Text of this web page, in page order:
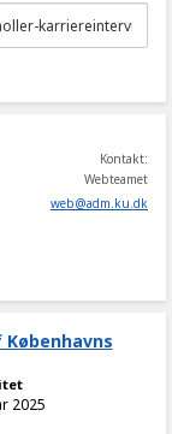
Kontakt:
Webteamet
web@adm.ku.dk
2025